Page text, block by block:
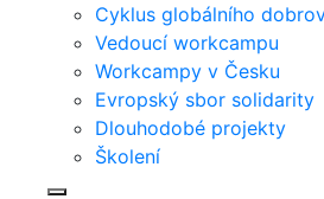
Cyklus globálního
Vedoucí workcampu
Workcampy v Česku
Evropský sbor solidarity
Dlouhodobé projekty
Školení